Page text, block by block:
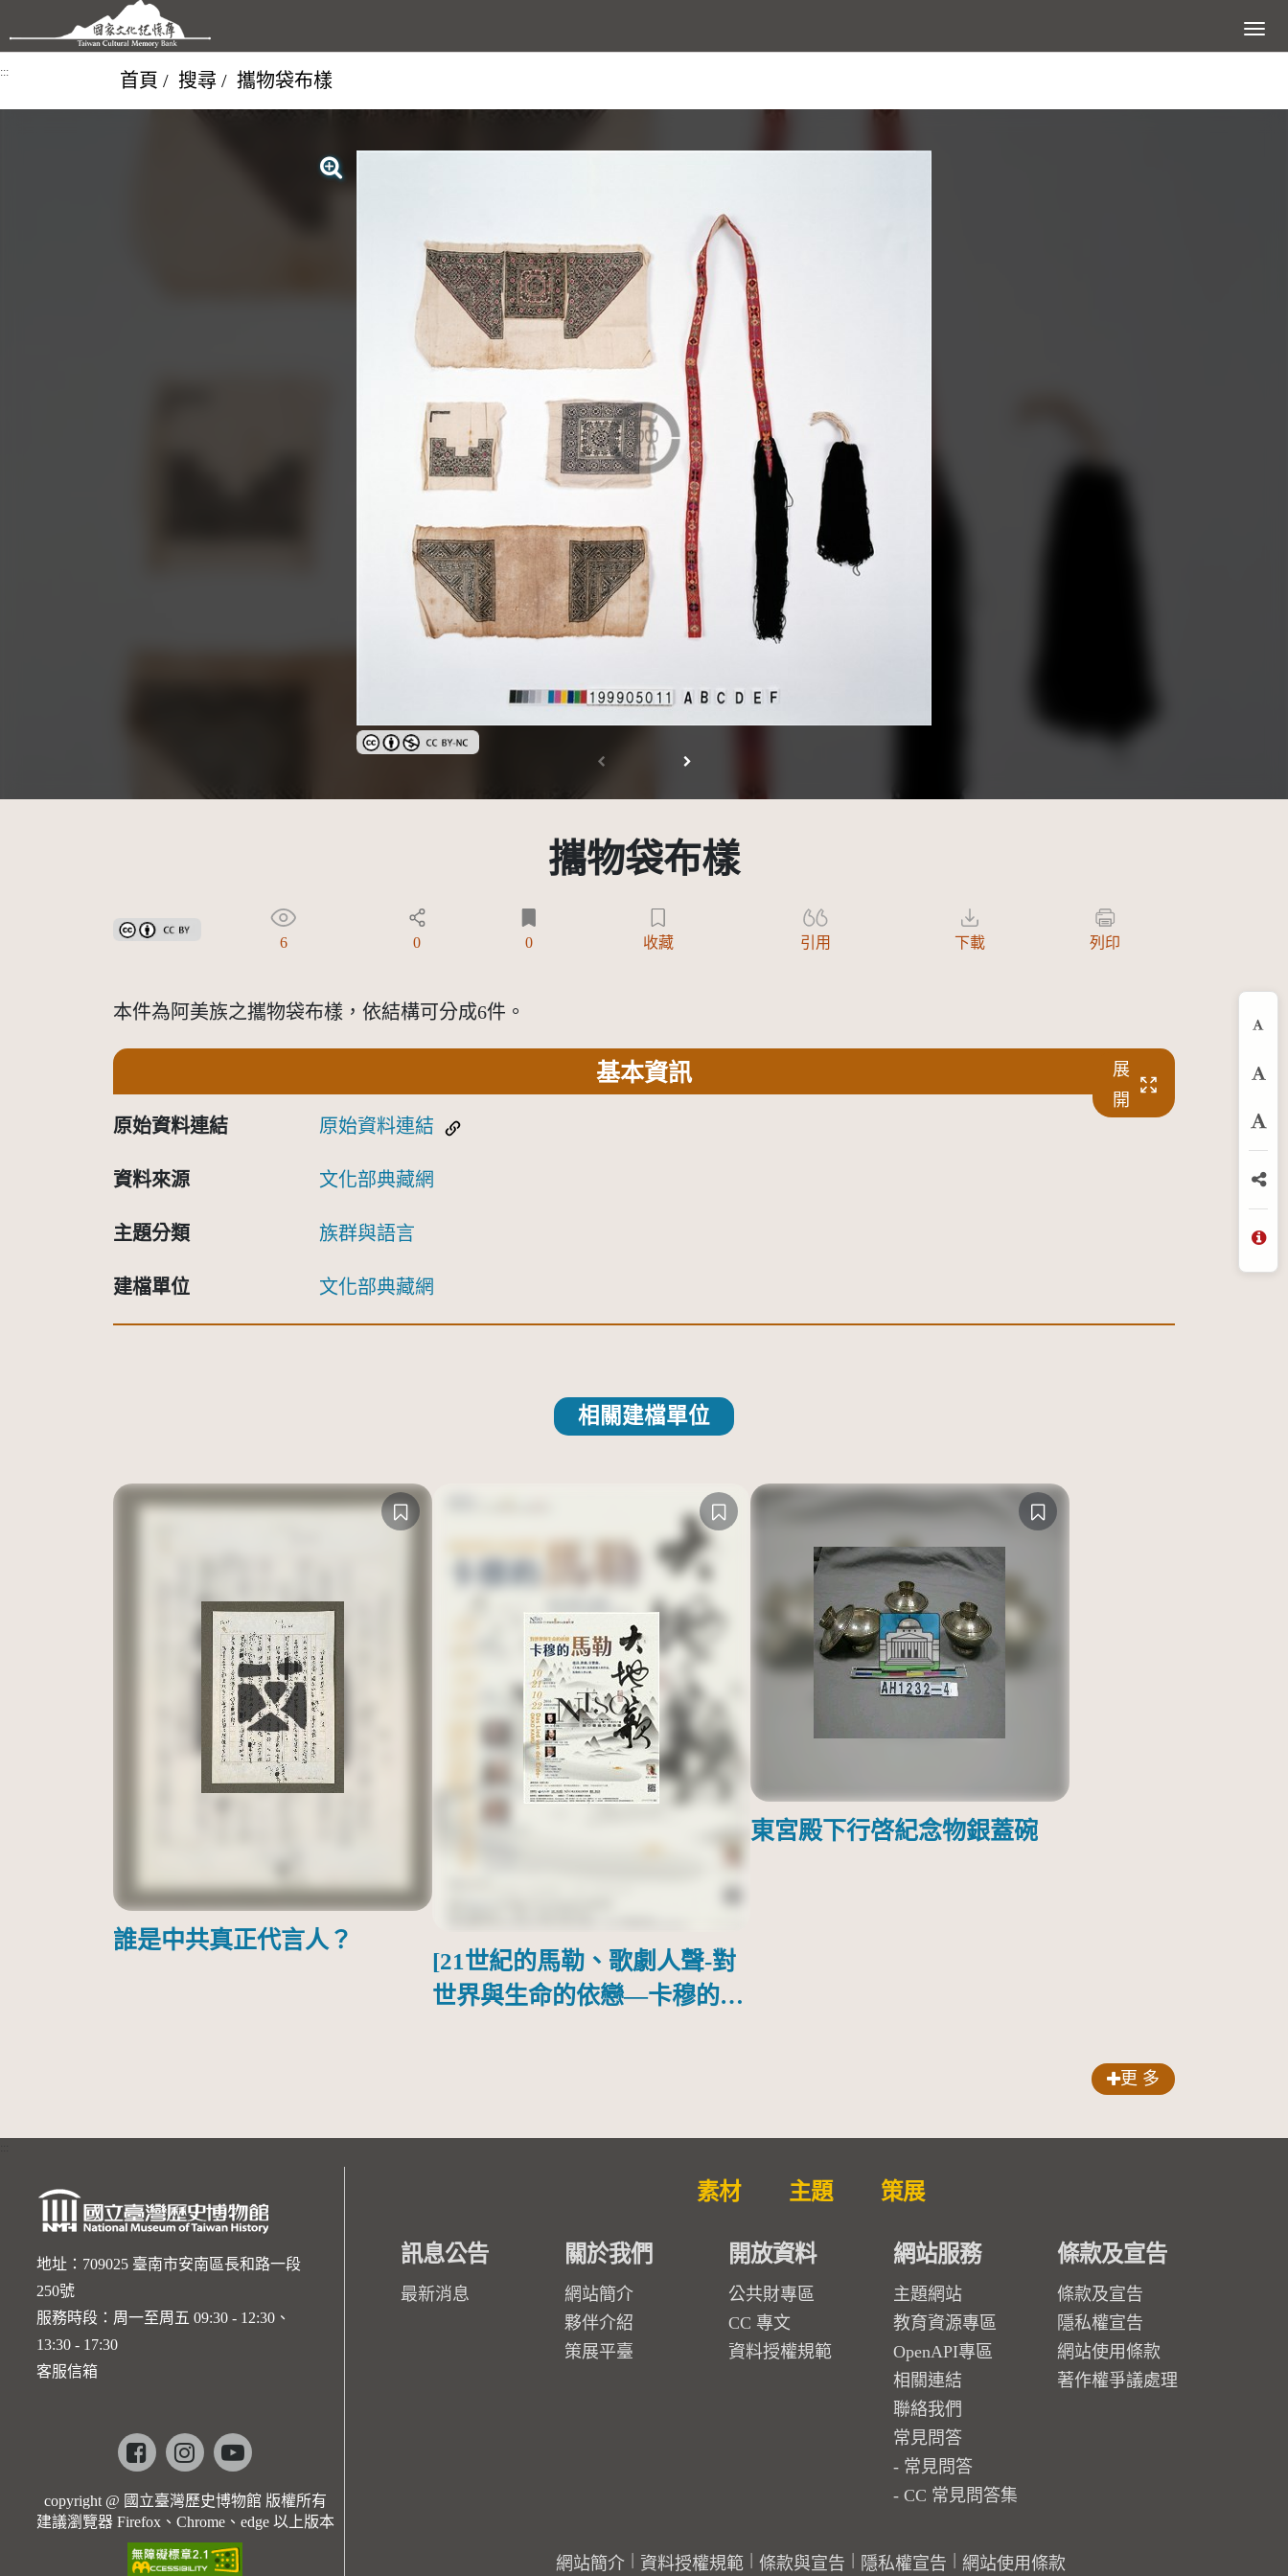
跳到主要內容區塊 展開選
::: 首頁 搜尋 攜物袋布樣
創用CC姓名標示-非商業性 3.0 台灣及其後版本(CC BY-NC 3.0 TW +)
攜物袋布樣
創用CC姓名標示 3.0 台灣及其後版本(CC BY 3.0 TW +)
6 0 0 收藏 引用 下載 列印
本件為阿美族之攜物袋布樣，依結構可分成6件。
基本資訊
展
開
原始資料連結 原始資料連結
資料來源 文化部典藏網
主題分類 族群與語言
建檔單位 文化部典藏網
相關建檔單位
誰是中共真正代言人？
[21世紀的馬勒、歌劇人聲-對
世界與生命的依戀—卡穆的馬
東宮殿下行啓紀念物銀蓋碗
更 多
放
分
地址：709025 臺南市安南區長和路一段
250號
服務時段：周一至周五 09:30 - 12:30、
13:30 - 17:30
客服信箱
Facebookinstagramyoutube
copyright @ 國立臺灣歷史博物館 版權所有
建議瀏覽器 Firefox、Chrome、edge 以上版本
素材 主題 策展
訊息公告
最新消息
關於我們
網站簡介
夥伴介紹
策展平臺
開放資料
公共財專區
CC 專文
資料授權規範
網站服務
主題網站
教育資源專區
OpenAPI專區
相關連結
聯絡我們
常見問答
常見問答
CC 常見問答集
條款及宣告
條款及宣告
隱私權宣告
網站使用條款
著作權爭議處理
網站簡介 資料授權規範 條款與宣告 隱私權宣告 網站使用條款